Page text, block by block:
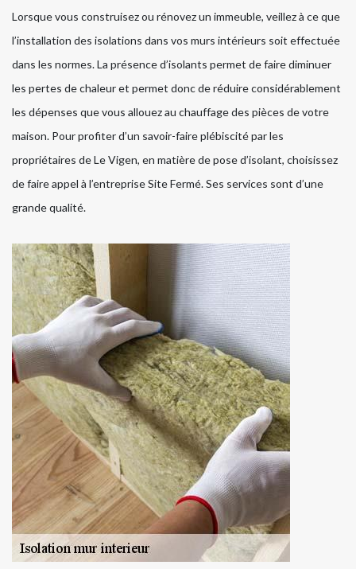
Lorsque vous construisez ou rénovez un immeuble, veillez à ce que
l’installation des isolations dans vos murs intérieurs soit effectuée
dans les normes. La présence d’isolants permet de faire diminuer
les pertes de chaleur et permet donc de réduire considérablement
les dépenses que vous allouez au chauffage des pièces de votre
maison. Pour profiter d’un savoir-faire plébiscité par les
propriétaires de Le Vigen, en matière de pose d’isolant, choisissez
de faire appel à l’entreprise Site Fermé. Ses services sont d’une
grande qualité.